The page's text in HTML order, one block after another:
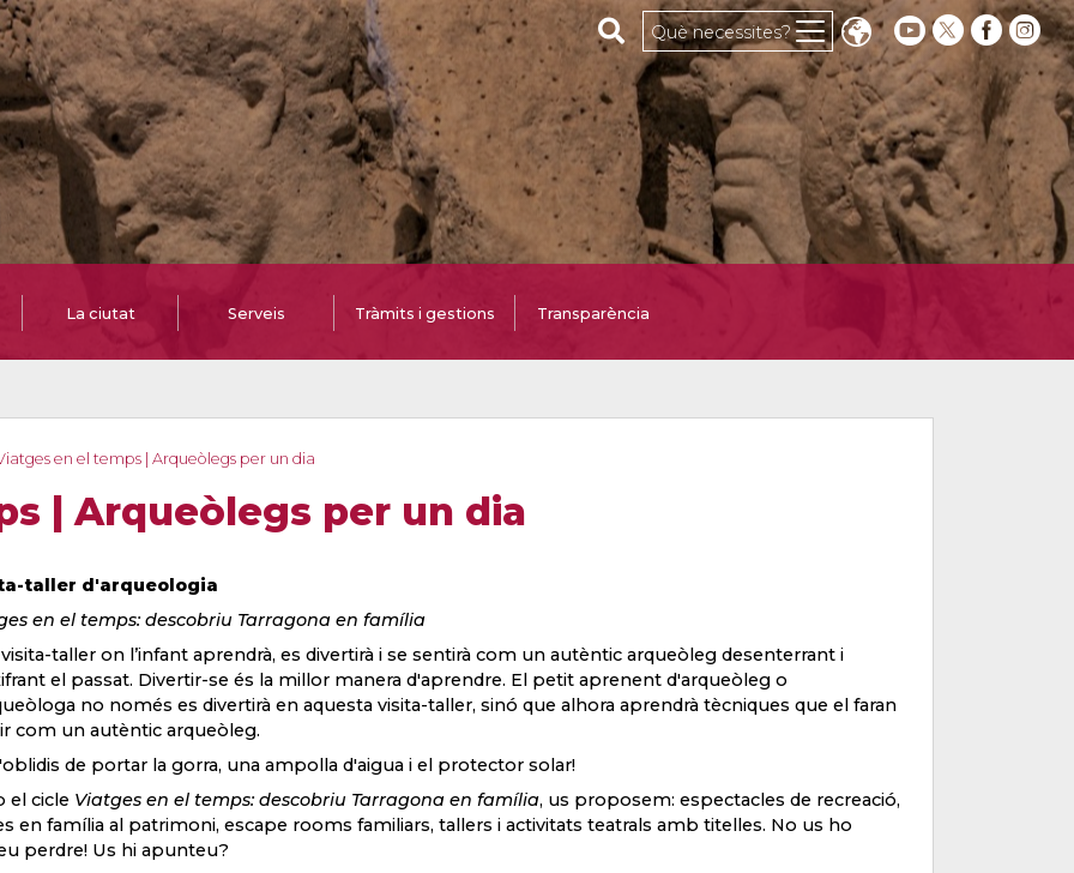
Cerca al web
Què necessites?
La ciutat Serveis Tràmits i gestions Transparència
en el temps | Arqueòlegs per un dia
| Arqueòlegs per un dia
taller d'arqueologia
en el temps: descobriu Tarragona en família
taller on l’infant aprendrà, es divertirà i se sentirà com un autèntic arqueòleg desenterrant i
el passat. Divertir-se és la millor manera d'aprendre. El petit aprenent d'arqueòleg o
no només es divertirà en aquesta visita-taller, sinó que alhora aprendrà tècniques que el faran
com un autèntic arqueòleg.
de portar la gorra, una ampolla d'aigua i el protector solar!
el cicle Viatges en el temps: descobriu Tarragona en família, us proposem: espectacles de recreació,
en família al patrimoni, escape rooms familiars, tallers i activitats teatrals amb titelles. No us ho
perdre! Us hi apunteu?